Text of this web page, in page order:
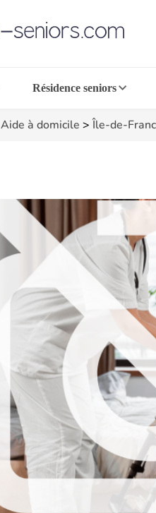
Résidence seniors
Aide à domicile > Île-de-